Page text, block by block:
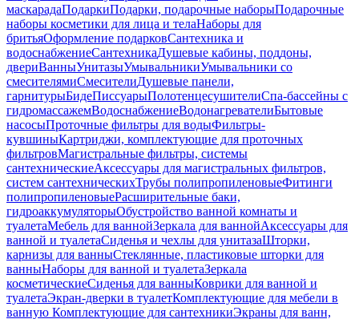
маскарадаПодаркиПодарки, подарочные наборыПодарочные
наборы косметики для лица и телаНаборы для
бритьяОформление подарковСантехника и
водоснабжениеСантехникаДушевые кабины, поддоны,
двериВанныУнитазыУмывальникиУмывальники со
смесителямиСмесителиДушевые панели,
гарнитурыБидеПиссуарыПолотенцесушителиСпа-бассейны с
гидромассажемВодоснабжениеВодонагревателиБытовые
насосыПроточные фильтры для водыФильтры-
кувшиныКартриджи, комплектующие для проточных
фильтровМагистральные фильтры, системы
сантехническиеАксессуары для магистральных фильтров,
систем сантехническихТрубы полипропиленовыеФитинги
полипропиленовыеРасширительные баки,
гидроаккумуляторыОбустройство ванной комнаты и
туалетаМебель для ваннойЗеркала для ваннойАксессуары для
ванной и туалетаСиденья и чехлы для унитазаШторки,
карнизы для ванныСтеклянные, пластиковые шторки для
ванныНаборы для ванной и туалетаЗеркала
косметическиеСиденья для ванныКоврики для ванной и
туалетаЭкран-дверки в туалетКомплектующие для мебели в
ванную Комплектующие для сантехникиЭкраны для ванн,